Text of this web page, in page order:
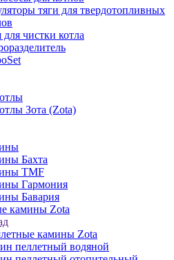
тяги для твердотопливных
чистки котла
Зота (Zota)
Бахта
TMF
Гармония
Бавария
камины Zota
камины Zota
пеллетный водяной